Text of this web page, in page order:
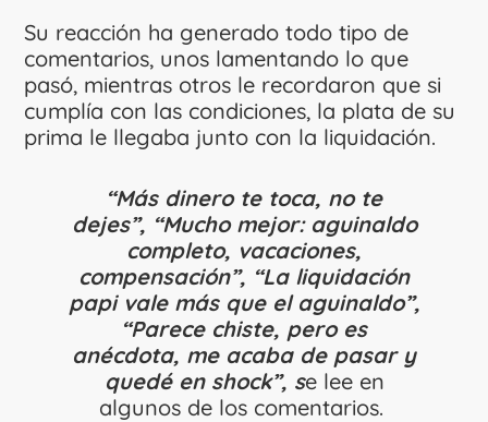
Su reacción ha generado todo tipo de
comentarios, unos lamentando lo que
pasó, mientras otros le recordaron que si
cumplía con las condiciones, la plata de su
prima le llegaba junto con la liquidación.
“Más dinero te toca, no te
dejes”, “Mucho mejor: aguinaldo
completo, vacaciones,
compensación”, “La liquidación
papi vale más que el aguinaldo”,
“Parece chiste, pero es
anécdota, me acaba de pasar y
quedé en shock”, se lee en
algunos de los comentarios.